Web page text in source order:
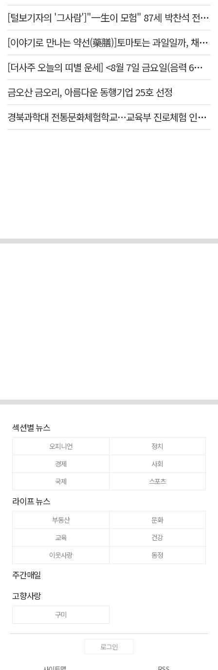
[털보기자의 '그사람']"一生이 모험" 87세 박찬석 전 경북대 총장
[이야기로 만나는 약선(藥膳)]토마토는 과일일까, 채소일까
[더사주 오늘의 띠별 운세] <8월 7일 금요일(음력 6월25일)>
금오산 금오리, 아름다운 동행기업 25호 선정
경북과학대 전통문화체험학교…교육부 진로체험 인증기관 선정
섹션별 뉴스
오피니언
정치
경제
사회
국제
스포츠
라이프 뉴스
부동산
문화
교육
건강
이웃사랑
동정
주간매일
고향사랑
구미
로그인